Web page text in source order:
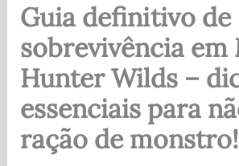
Guia definitivo de
sobrevivência em
Hunter Wilds –
essenciais para
ração de monstro!